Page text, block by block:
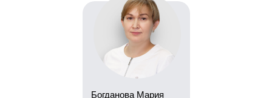
Богданова Мария